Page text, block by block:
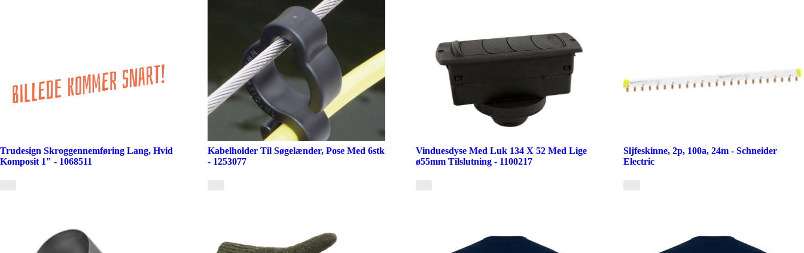
Trudesign Skroggennemføring Lang, Hvid
Komposit 1" - 1068511
Kabelholder Til Søgelænder, Pose Med 6stk
- 1253077
Vinduesdyse Med Luk 134 X 52 Med Lige
ø55mm Tilslutning - 1100217
Sljfeskinne, 2p, 100a, 24m - Schneider
Electric